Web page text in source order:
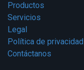
Productos
Servicios
Legal
Política de privacidad
Contáctanos